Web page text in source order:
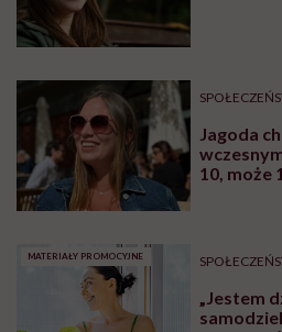
Jagoda
10, może
MATERIAŁY PROMOCYJNE
„Jestem